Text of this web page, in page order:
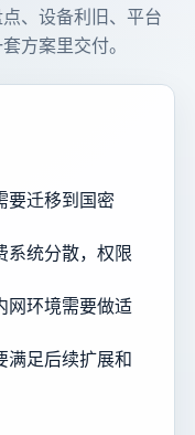
、设备利旧、平台
方案里交付。
要迁移到国密
系统分散，权限
网环境需要做适
满足后续扩展和